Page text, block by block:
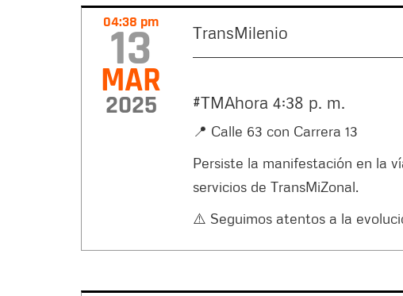
Minuto04:38 pm
13
MAR
2025
TransMilenio
#TMAhora 4:38 p. m.
📍 Calle 63 con Carrera 13
Persiste la manifestación en la
servicios de TransMiZonal.
⚠️ Seguimos atentos a la